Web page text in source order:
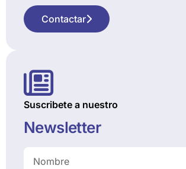
Contactar
Suscribete a nuestro
Newsletter